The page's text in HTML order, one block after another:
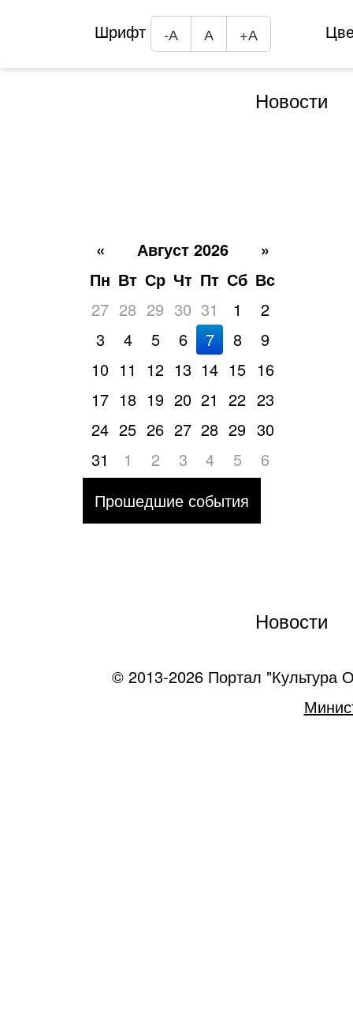
Шрифт -А А +А
Новости
« Август 2026
»
Пн Вт Ср Чт Пт Сб Вс
27 28 29 30 31 1
2
3
4 5 6 7 8
9
10 11 12 13 14 15 16
17 18 19 20 21 22 23
24 25 26 27 28 29 30
31
1 2 3 4 5
6
Прошедшие события
Новости
© 2013-2026 Портал "Культура